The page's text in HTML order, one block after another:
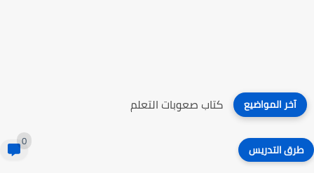
آخر المواضيع كتاب مذاهب وطرائق في تعليم اللغات
طرق التدريس 0